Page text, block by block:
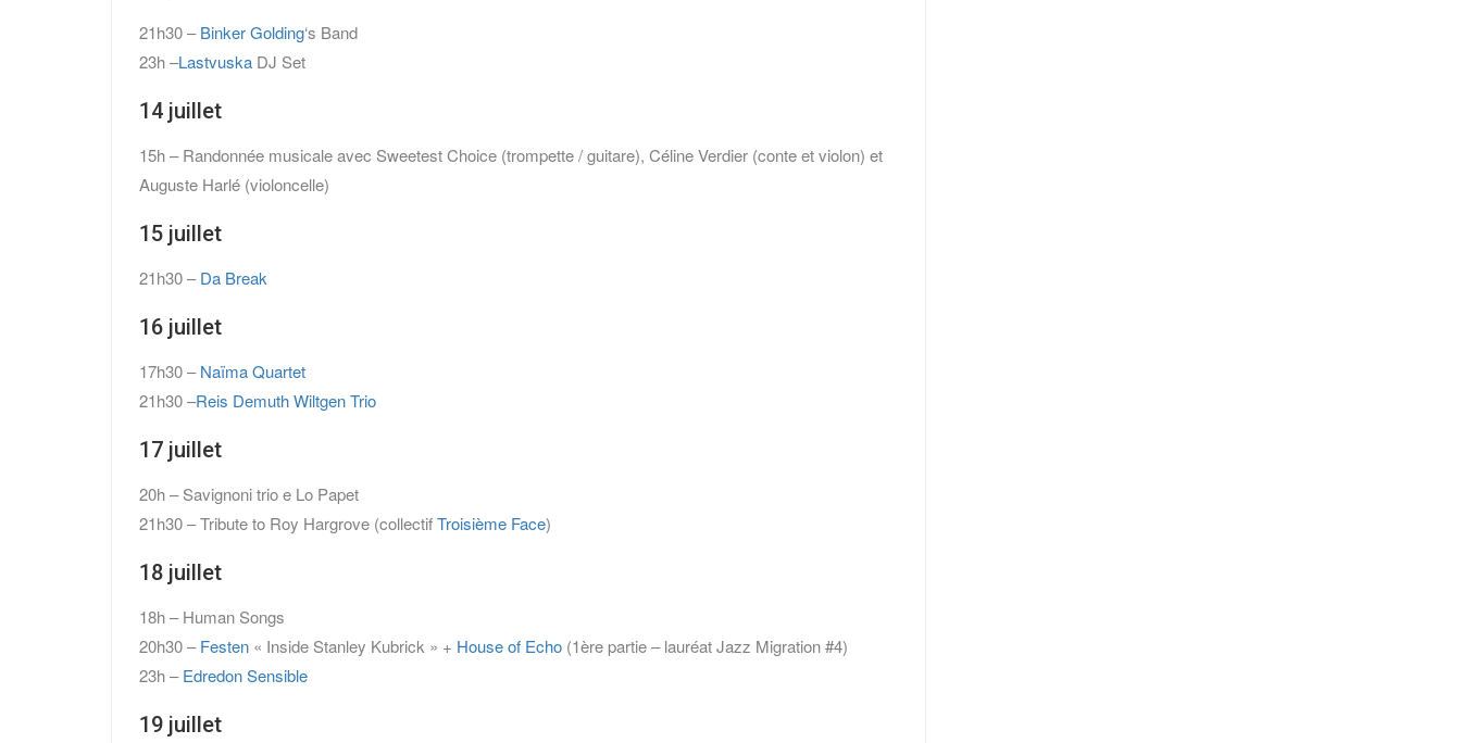
21h30 –Binker Golding‘s Band
23h –Lastvuska DJ Set
14 juillet
15h – Randonnée musicale avec Sweetest Choice (trompette / guitare), Céline Verdier (conte et violon) et
Auguste Harlé (violoncelle)
15 juillet
21h30 –Da Break
16 juillet
17h30 –Naïma Quartet
21h30 –Reis Demuth Wiltgen Trio
17 juillet
20h – Savignoni trio e Lo Papet
21h30 – Tribute to Roy Hargrove (collectifTroisième Face)
18 juillet
18h – Human Songs
20h30 –Festen « Inside Stanley Kubrick » + House of Echo (1ère partie – lauréat Jazz Migration #4)
23h –Edredon Sensible
19 juillet